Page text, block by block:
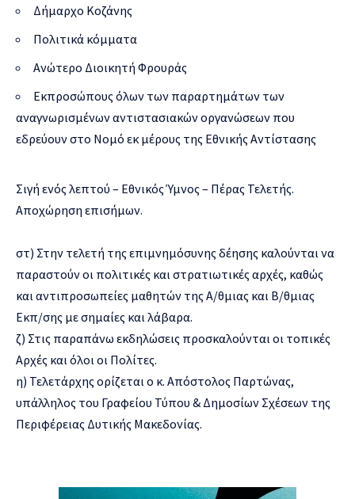
Δήμαρχο Κοζάνης
Πολιτικά κόμματα
Ανώτερο Διοικητή Φρουράς
Εκπροσώπους όλων των παραρτημάτων των
αναγνωρισμένων αντιστασιακών οργανώσεων που
εδρεύουν στο Νομό εκ μέρους της Εθνικής Αντίστασης
Σιγή ενός λεπτού – Εθνικός Ύμνος – Πέρας Τελετής.
Αποχώρηση επισήμων.
στ) Στην τελετή της επιμνημόσυνης δέησης καλούνται να
παραστούν οι πολιτικές και στρατιωτικές αρχές, καθώς
και αντιπροσωπείες μαθητών της Α/θμιας και Β/θμιας
Εκπ/σης με σημαίες και λάβαρα.
ζ) Στις παραπάνω εκδηλώσεις προσκαλούνται οι τοπικές
Αρχές και όλοι οι Πολίτες.
η) Τελετάρχης ορίζεται ο κ. Απόστολος Παρτώνας,
υπάλληλος του Γραφείου Τύπου & Δημοσίων Σχέσεων της
Περιφέρειας Δυτικής Μακεδονίας.